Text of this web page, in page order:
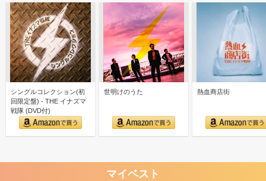
シングルコレクション(初
回限定盤) - THE イナズマ
戦隊 (DVD付)
世明けのうた 熱血商店街
マイベスト